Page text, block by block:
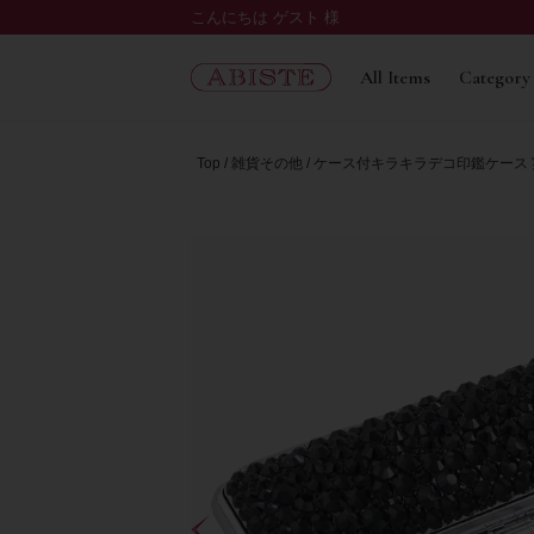
こんにちは ゲスト 様
All Items Category
Top 雑貨その他 ケース付キラキラデコ印鑑ケー